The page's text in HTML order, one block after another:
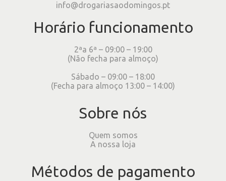
info@drogariasaodomingos.pt
Horário funcionamento
2ªa 6ª – 09:00 – 19:00
(Não fecha para almoço)
Sábado – 09:00 – 18:00
(Fecha para almoço 13:00 – 14:00)
Sobre nós
Quem somos
A nossa loja
Métodos de pagamento